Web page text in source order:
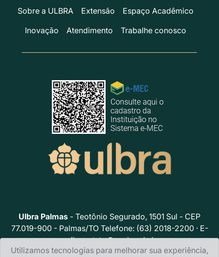
Sobre a ULBRA
Extensão
Espaço Acadêmico
Inovação
Atendimento Trabalhe conosco
Ulbra Palmas - Teotônio Segurado, 1501 Sul - CEP
77.019-900 - Palmas/TO Telefone: (63) 2018-2200 · E-
mail:contato@ceulp.edu.br
Utilizamos tecnologias para melhorar sua experiência,